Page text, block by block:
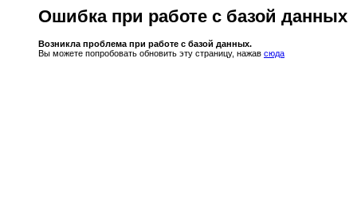
Ошибка при работе с базой данных
Возникла проблема при работе с базой данных.
Вы можете попробовать обновить эту страницу, нажав сюда